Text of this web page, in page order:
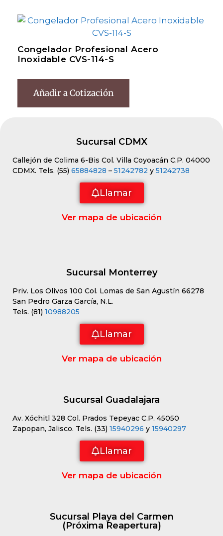
Congelador Profesional Acero
Inoxidable CVS-114-S
Añadir a Cotización
Sucursal CDMX
Callejón de Colima 6-Bis Col. Villa Coyoacán C.P. 04000
CDMX. Tels. (55) 65884828 – 51242782 y 51242738
Llamar
Ver mapa de ubicación
Sucursal Monterrey
Priv. Los Olivos 100 Col. Lomas de San Agustín 66278
San Pedro Garza García, N.L.
Tels. (81) 10988205
Llamar
Ver mapa de ubicación
Sucursal Guadalajara
Av. Xóchitl 328 Col. Prados Tepeyac C.P. 45050
Zapopan, Jalisco. Tels. (33) 15940296 y 15940297
Llamar
Ver mapa de ubicación
Sucursal Playa del Carmen
(Próxima Reapertura)